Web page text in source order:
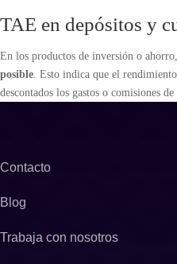
TAE en depósitos y
En los productos de inversión o
posible . Esto indica que el
descontados los gastos o comisiones de
Contacto
Blog
Trabaja con nosotros